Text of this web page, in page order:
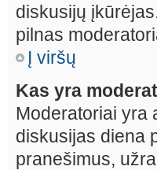
diskusijų
pilnas
Į viršų
Kas yra
Moderatoriai yra
diskusijas diena
pranešimus,